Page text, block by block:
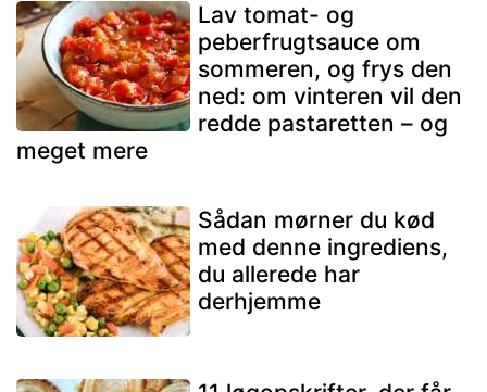
Lav tomat- og
peberfrugtsauce om
sommeren, og frys den
ned: om vinteren vil den
redde pastaretten – og
meget mere
Sådan mørner du kød
med denne ingrediens,
du allerede har
derhjemme